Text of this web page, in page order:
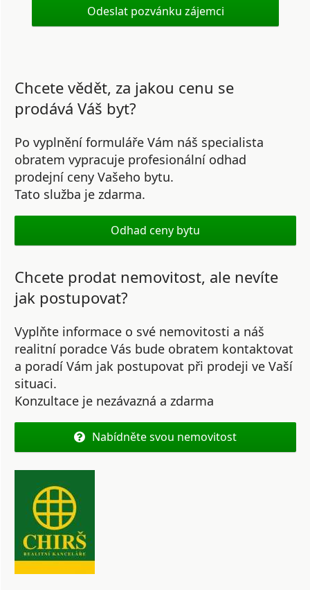
Chcete vědět, za jakou cenu se
prodává Váš byt?
Po vyplnění formuláře Vám náš specialista
obratem vypracuje profesionální odhad
prodejní ceny Vašeho bytu.
Tato služba je zdarma.
Odhad ceny bytu
Chcete prodat nemovitost, ale nevíte
jak postupovat?
Vyplňte informace o své nemovitosti a náš
realitní poradce Vás bude obratem kontaktovat
a poradí Vám jak postupovat při prodeji ve Vaší
situaci.
Konzultace je nezávazná a zdarma
Nabídněte svou nemovitost